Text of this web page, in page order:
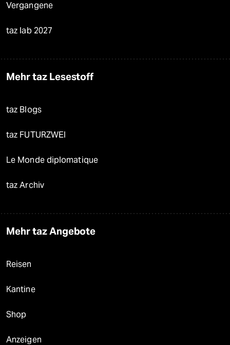
Vergangene
taz lab 2027
Mehr taz Lesestoff
taz Blogs
taz FUTURZWEI
Le Monde diplomatique
taz Archiv
Mehr taz Angebote
Reisen
Kantine
Shop
Anzeigen